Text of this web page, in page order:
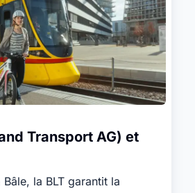
Transport AG) et
la BLT garantit la